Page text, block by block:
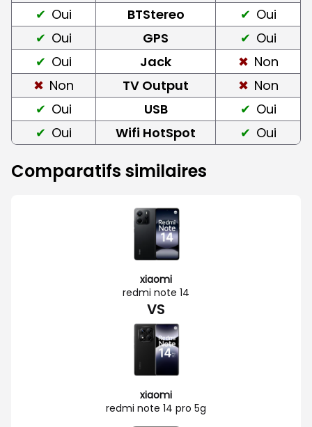
Oui BTStereo
Oui
Oui
GPS
Oui
Oui
Jack
Non
Non
TV Output
Non
Oui
USB
Oui
Oui
Wifi HotSpot Oui
Comparatifs similaires
xiaomi
redmi note 14
VS
xiaomi
redmi note 14 pro 5g